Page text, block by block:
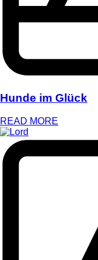
Hunde im Glück
READ MORE